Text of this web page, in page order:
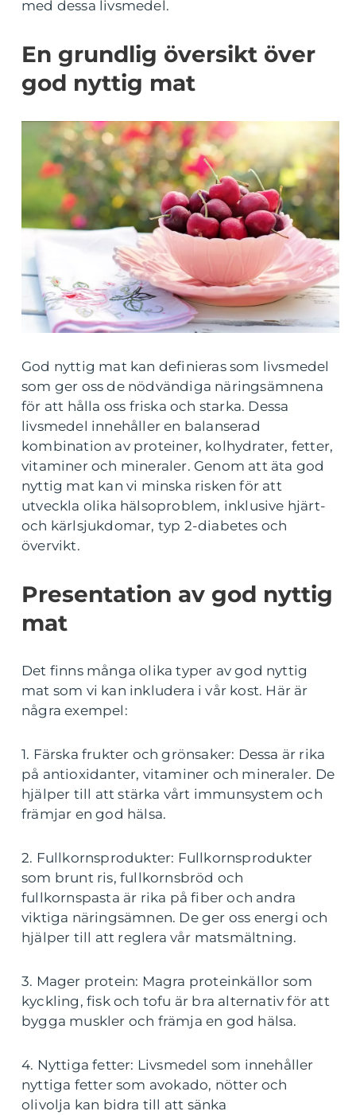
med dessa livsmedel.
En grundlig översikt över
god nyttig mat
God nyttig mat kan definieras som livsmedel
som ger oss de nödvändiga näringsämnena
för att hålla oss friska och starka. Dessa
livsmedel innehåller en balanserad
kombination av proteiner, kolhydrater, fetter,
vitaminer och mineraler. Genom att äta god
nyttig mat kan vi minska risken för att
utveckla olika hälsoproblem, inklusive hjärt-
och kärlsjukdomar, typ 2-diabetes och
övervikt.
Presentation av god nyttig
mat
Det finns många olika typer av god nyttig
mat som vi kan inkludera i vår kost. Här är
några exempel:
1. Färska frukter och grönsaker: Dessa är rika
på antioxidanter, vitaminer och mineraler. De
hjälper till att stärka vårt immunsystem och
främjar en god hälsa.
2. Fullkornsprodukter: Fullkornsprodukter
som brunt ris, fullkornsbröd och
fullkornspasta är rika på fiber och andra
viktiga näringsämnen. De ger oss energi och
hjälper till att reglera vår matsmältning.
3. Mager protein: Magra proteinkällor som
kyckling, fisk och tofu är bra alternativ för att
bygga muskler och främja en god hälsa.
4. Nyttiga fetter: Livsmedel som innehåller
nyttiga fetter som avokado, nötter och
olivolja kan bidra till att sänka